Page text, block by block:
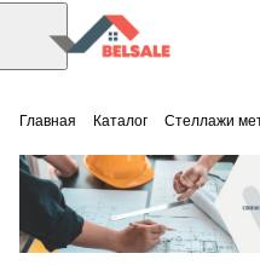
Главная Каталог Стеллажи